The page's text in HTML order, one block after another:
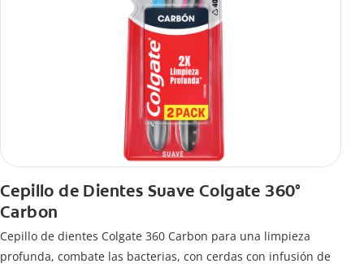
Cepillo de Dientes Suave Colgate 360°
Carbon
Cepillo de dientes Colgate 360 ​​Carbon para una limpieza
profunda, combate las bacterias, con cerdas con infusión de